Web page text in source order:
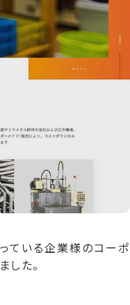
ている企業様のコーポ
した。